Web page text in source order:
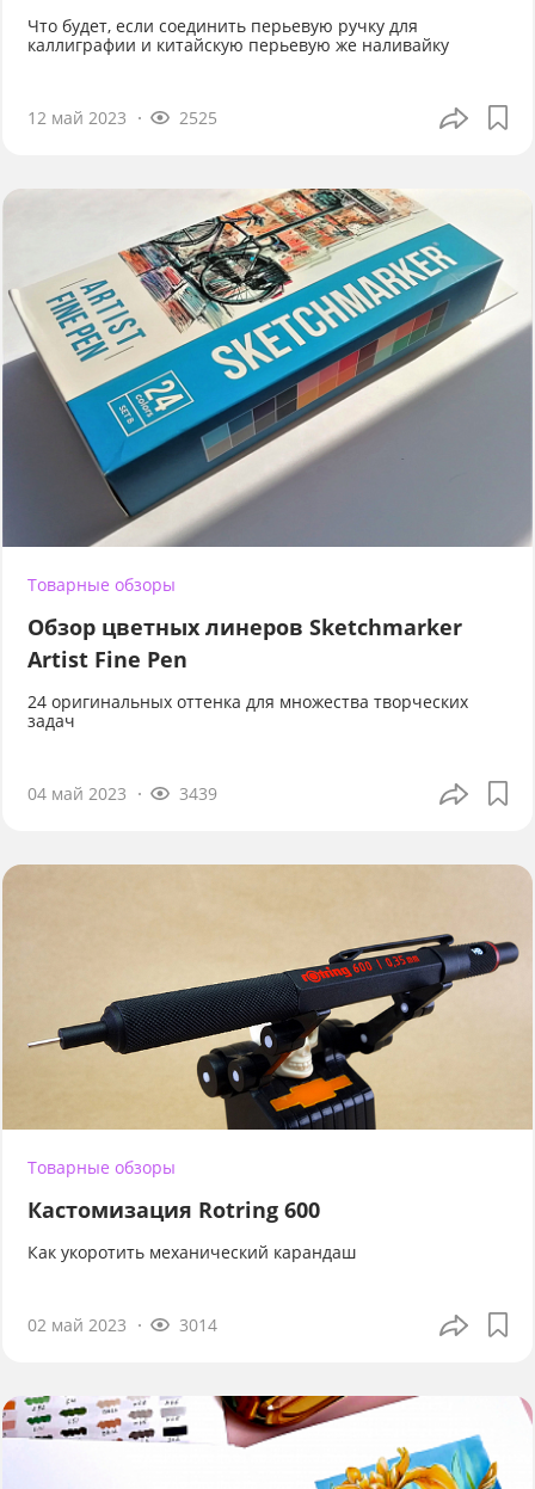
Что будет, если соединить перьевую ручку для
каллиграфии и китайскую перьевую же наливайку
12 май 2023 2525
Товарные обзоры
Обзор цветных линеров Sketchmarker
Artist Fine Pen
24 оригинальных оттенка для множества творческих
задач
04 май 2023 3439
Товарные обзоры
Кастомизация Rotring 600
Как укоротить механический карандаш
02 май 2023 3014